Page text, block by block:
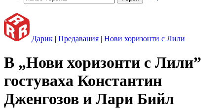
Дарик | Предавания | Нови хоризонти с Лили
В „Нови хоризонти с Лили”
гостуваха Константин
Дженгозов и Лари Бийл